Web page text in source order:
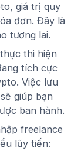
giá trị quy
đơn. Đây là
tương lai.
thi hiện
tích cực
Việc lưu
giúp bạn
ban hành.
freelance
lũy tiến: